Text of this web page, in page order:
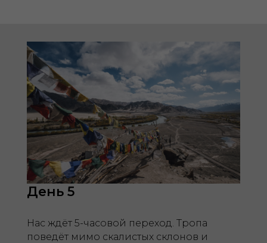
День 5
Нас ждёт 5-часовой переход. Тропа
поведёт мимо скалистых склонов и